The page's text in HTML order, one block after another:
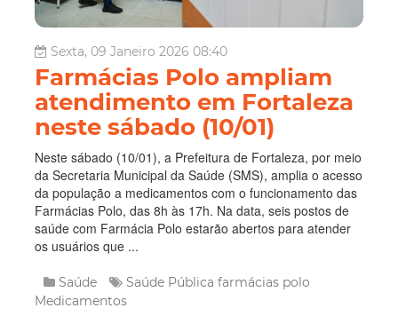
Sexta, 09 Janeiro 2026 08:40
Farmácias Polo ampliam
atendimento em Fortaleza
neste sábado (10/01)
Neste sábado (10/01), a Prefeitura de Fortaleza, por meio
da Secretaria Municipal da Saúde (SMS), amplia o acesso
da população a medicamentos com o funcionamento das
Farmácias Polo, das 8h às 17h. Na data, seis postos de
saúde com Farmácia Polo estarão abertos para atender
os usuários que ...
Saúde Saúde Pública farmácias polo
Medicamentos